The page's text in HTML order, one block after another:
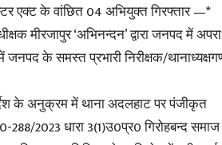
एक्ट के वांछित 04 अभियुक्त गिरफ्तार —*
मीरजापुर ‘अभिनन्दन’ द्वारा जनपद में
के समस्त प्रभारी निरीक्षक/
के अनुक्रम में थाना अदलहाट पर पंजीकृत
2023 धारा 3(1)उ0प्र0 गिरोहबन्द समाज